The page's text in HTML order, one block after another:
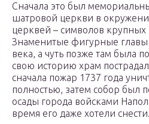
Сначала это был
шатровой церкви в
церквей – символов крупных
Знаменитые фигурные главы
века, а чуть позже там была
свою историю храм
сначала пожар 1737 года
полностью, затем собор был
осады города войсками
время его даже хотели снести.